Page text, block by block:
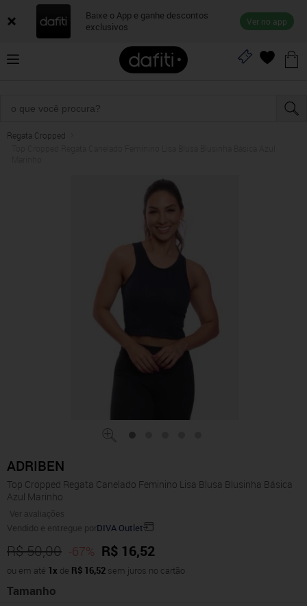
Baixe o App e ganhe descontos
exclusivos
Ver no app
Regata Cropped
ADRIBEN
Top Cropped Regata Canelado Feminino Lisa Blusa Blusinha Básica
Azul Marinho
Ver avaliações
Vendido e entregue porDIVA Outlet
R$ 50,00 -67% R$ 16,52
ou em até 1x de R$ 16,52 sem juros no cartão
Tamanho